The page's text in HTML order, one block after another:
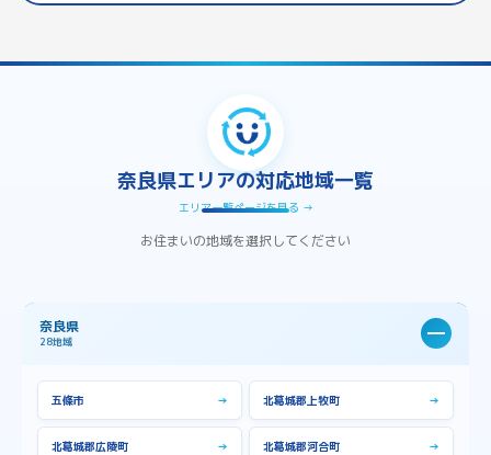
奈良県エリアの対応地域一覧
エリア一覧ページを見る →
お住まいの地域を選択してください
奈良県
28地域
五條市 → 北葛城郡上牧町 →
北葛城郡広陵町 → 北葛城郡河合町 →